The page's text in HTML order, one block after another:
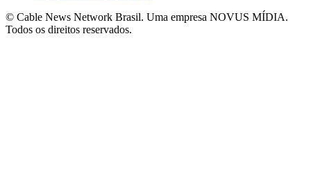
© Cable News Network Brasil. Uma empresa NOVUS MÍDIA.
Todos os direitos reservados.